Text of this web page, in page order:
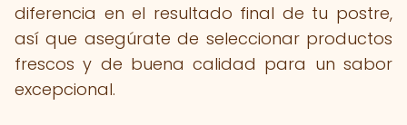
diferencia en el resultado final de tu postre,
así que asegúrate de seleccionar productos
frescos y de buena calidad para un sabor
excepcional.